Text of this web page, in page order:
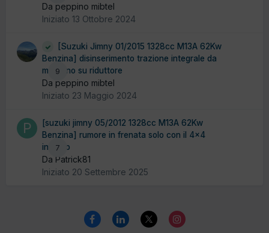
Da peppino mibtel
Iniziato 13 Ottobre 2024
9
[Suzuki Jimny 01/2015 1328cc M13A 62Kw
Benzina] disinserimento trazione integrale da
motorino su riduttore
Da peppino mibtel
Iniziato 23 Maggio 2024
7
[suzuki jimny 05/2012 1328cc M13A 62Kw
Benzina] rumore in frenata solo con il 4x4
inserito
Da Patrick81
Iniziato 20 Settembre 2025